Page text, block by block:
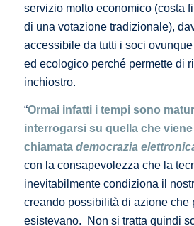
servizio molto economico (costa
di una votazione tradizionale),
accessibile da tutti i soci
ed ecologico perché permette di
inchiostro.
“Ormai infatti i tempi sono
interrogarsi su quella che viene
chiamata democrazia
con la consapevolezza che la
inevitabilmente condiziona il
creando possibilità di azione che
esistevano. Non si tratta quindi